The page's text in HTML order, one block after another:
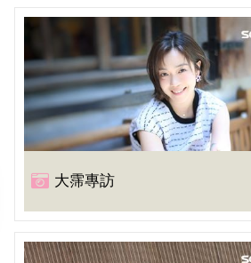
大霈專訪